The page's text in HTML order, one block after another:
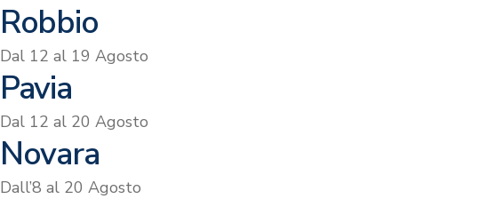
Robbio
Dal 12 al 19 Agosto
Pavia
Dal 12 al 20 Agosto
Novara
Dall’8 al 20 Agosto